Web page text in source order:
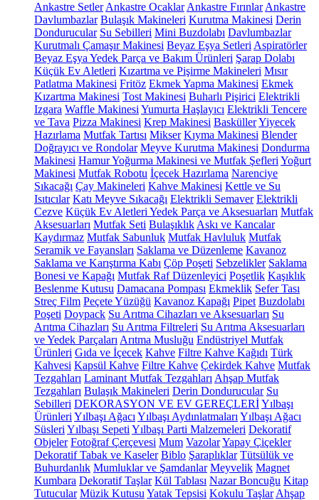
Ankastre Setler Ankastre Ocaklar Ankastre Fırınlar Ankastre
Davlumbazlar Bulaşık Makineleri Kurutma Makinesi Derin
Dondurucular Su Sebilleri Mini Buzdolabı Davlumbazlar
Kurutmalı Çamaşır Makinesi Beyaz Eşya Setleri Aspiratörler
Beyaz Eşya Yedek Parça ve Bakım Ürünleri Şarap Dolabı
Küçük Ev Aletleri Kızartma ve Pişirme Makineleri Mısır
Patlatma Makinesi Fritöz Ekmek Yapma Makinesi Ekmek
Kızartma Makinesi Tost Makinesi Buharlı Pişirici Elektrikli
Izgara Waffle Makinesi Yumurta Haşlayıcı Elektrikli Tencere
ve Tava Pizza Makinesi Krep Makinesi BasküllerYiyecek
Hazırlama Mutfak Tartısı Mikser Kıyma Makinesi Blender
Doğrayıcı ve Rondolar Meyve Kurutma Makinesi Dondurma
Makinesi Hamur Yoğurma Makinesi ve Mutfak Şefleri Yoğurt
Makinesi Mutfak Robotu İçecek Hazırlama Narenciye
Sıkacağı Çay Makineleri Kahve Makinesi Kettle ve Su
Isıtıcılar Katı Meyve Sıkacağı Elektrikli Semaver Elektrikli
Cezve Küçük Ev Aletleri Yedek Parça ve Aksesuarları Mutfak
Aksesuarları Mutfak Seti Bulaşıklık Askı ve Kancalar
Kaydırmaz Mutfak Sabunluk Mutfak Havluluk Mutfak
Seramik ve Fayansları Saklama ve Düzenleme Kavanoz
Saklama ve Karıştırma Kabı Çöp Poşeti Sebzelikler Saklama
Bonesi ve Kapağı Mutfak Raf Düzenleyici Poşetlik Kaşıklık
Beslenme Kutusu Damacana Pompası Ekmeklik Sefer Tası
Streç Film Peçete Yüzüğü Kavanoz Kapağı Pipet Buzdolabı
Poşeti Doypack Su Arıtma Cihazları ve Aksesuarları Su
Arıtma Cihazları Su Arıtma Filtreleri Su Arıtma Aksesuarları
ve Yedek Parçaları Arıtma Musluğu Endüstriyel Mutfak
Ürünleri Gıda ve İçecek Kahve Filtre Kahve Kağıdı Türk
Kahvesi Kapsül Kahve Filtre Kahve Çekirdek Kahve Mutfak
Tezgahları Laminant Mutfak Tezgahları Ahşap Mutfak
Tezgahları Bulaşık Makineleri Derin Dondurucular Su
Sebilleri DEKORASYON VE EV GEREÇLERİYılbaşı
Ürünleri Yılbaşı Ağacı Yılbaşı Aydınlatmaları Yılbaşı Ağacı
Süsleri Yılbaşı Sepeti Yılbaşı Parti Malzemeleri Dekoratif
Objeler Fotoğraf Çerçevesi Mum VazolarYapay Çiçekler
Dekoratif Tabak ve Kaseler Biblo Şaraplıklar Tütsülük ve
Buhurdanlık Mumluklar ve Şamdanlar Meyvelik Magnet
Kumbara Dekoratif Taşlar Kül Tablası Nazar Boncuğu Kitap
Tutucular Müzik Kutusu Yatak Tepsisi Kokulu Taşlar Ahşap